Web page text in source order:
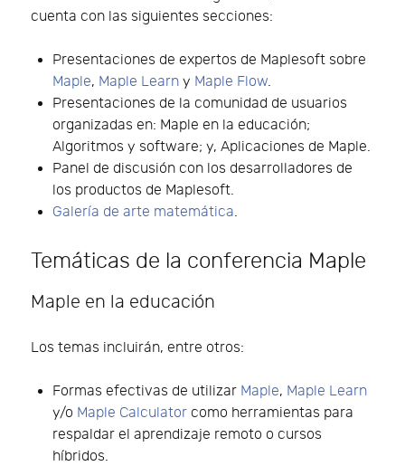
cuenta con las siguientes secciones:
Presentaciones de expertos de Maplesoft sobre
Maple, Maple Learn y Maple Flow.
Presentaciones de la comunidad de usuarios
organizadas en: Maple en la educación;
Algoritmos y software; y, Aplicaciones de Maple.
Panel de discusión con los desarrolladores de
los productos de Maplesoft.
Galería de arte matemática.
Temáticas de la conferencia Maple
Maple en la educación
Los temas incluirán, entre otros:
Formas efectivas de utilizar Maple, Maple Learn
y/o Maple Calculator como herramientas para
respaldar el aprendizaje remoto o cursos
híbridos.